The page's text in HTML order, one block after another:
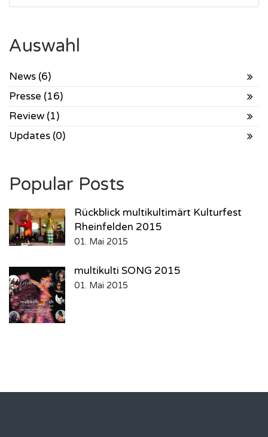
Auswahl
News (6)
Presse (16)
Review (1)
Updates (0)
Popular Posts
Rückblick multikultimärt Kulturfest
Rheinfelden 2015
01. Mai 2015
multikulti SONG 2015
01. Mai 2015